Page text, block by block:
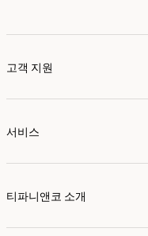
고객 지원
서비스
티파니앤코 소개